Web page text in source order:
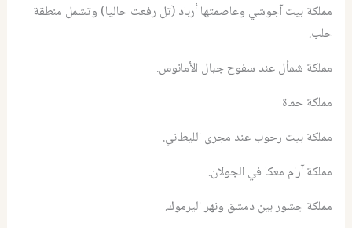
مملكة بيت آجوشي وعاصمتها أرباد (تل رفعت حاليا) وتشمل منطقة
حلب.
مملكة شمأل عند سفوح جبال الأمانوس.
مملكة حماة
مملكة بيت رحوب عند مجرى الليطاني.
مملكة آرام معكا في الجولان.
مملكة جشور بين دمشق ونهر اليرموك.